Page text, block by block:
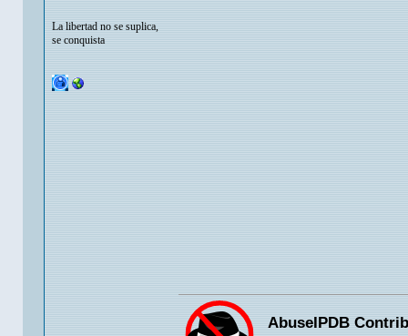
La libertad no se suplica,
se conquista